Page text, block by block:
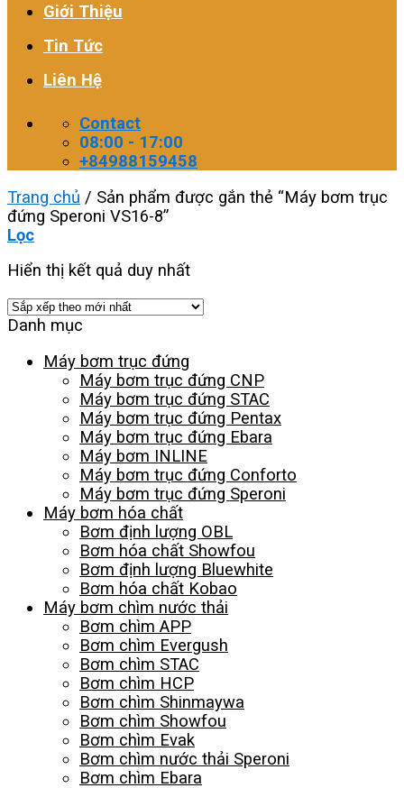
Giới Thiệu
Tin Tức
Liên Hệ
Contact
08:00 - 17:00
+84988159458
Trang chủ / Sản phẩm được gắn thẻ “Máy bơm trục
đứng Speroni VS16-8”
Lọc
Hiển thị kết quả duy nhất
Danh mục
Máy bơm trục đứng
Máy bơm trục đứng CNP
Máy bơm trục đứng STAC
Máy bơm trục đứng Pentax
Máy bơm trục đứng Ebara
Máy bơm INLINE
Máy bơm trục đứng Conforto
Máy bơm trục đứng Speroni
Máy bơm hóa chất
Bơm định lượng OBL
Bơm hóa chất Showfou
Bơm định lượng Bluewhite
Bơm hóa chất Kobao
Máy bơm chìm nước thải
Bơm chìm APP
Bơm chìm Evergush
Bơm chìm STAC
Bơm chìm HCP
Bơm chìm Shinmaywa
Bơm chìm Showfou
Bơm chìm Evak
Bơm chìm nước thải Speroni
Bơm chìm Ebara